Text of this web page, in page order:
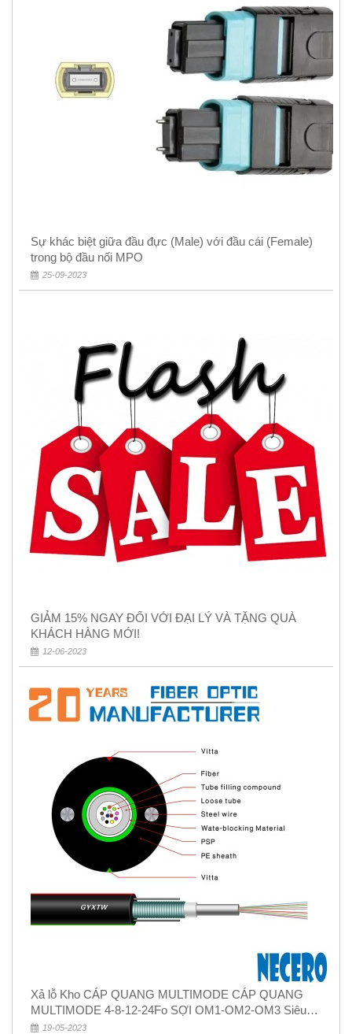
Sự khác biệt giữa đầu đực (Male) với đầu cái (Female)
trong bộ đầu nối MPO
25-09-2023
GIẢM 15% NGAY ĐỐI VỚI ĐẠI LÝ VÀ TẶNG QUÀ
KHÁCH HÀNG MỚI!
12-06-2023
Xả lỗ Kho CÁP QUANG MULTIMODE CÁP QUANG
MULTIMODE 4-8-12-24Fo SỢI OM1-OM2-OM3 Siêu
Rẻ 5k
19-05-2023